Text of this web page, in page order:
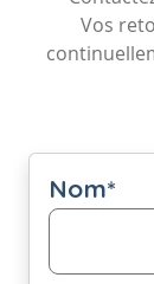
Vos
Nom*